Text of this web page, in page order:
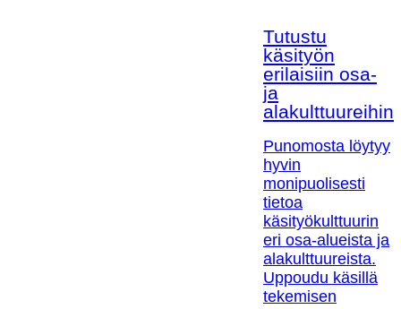
Tutustu
käsityön
erilaisiin osa-
ja
alakulttuureihin!
Punomosta löytyy
hyvin
monipuolisesti
tietoa
käsityökulttuurin
eri osa-alueista ja
alakulttuureista.
Uppoudu käsillä
tekemisen